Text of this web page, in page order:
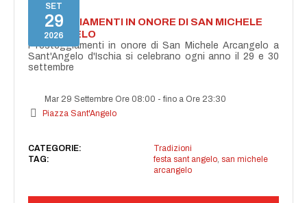
SET
29
2026
FESTEGGIAMENTI IN ONORE DI SAN MICHELE
ARCANGELO
I festeggiamenti in onore di San Michele Arcangelo a
Sant'Angelo d'Ischia si celebrano ogni anno il 29 e 30
settembre
Mar 29 Settembre Ore 08:00 -fino a Ore 23:30
Piazza Sant'Angelo
CATEGORIE:
Tradizioni
TAG:
festa sant angelo, san michele
arcangelo